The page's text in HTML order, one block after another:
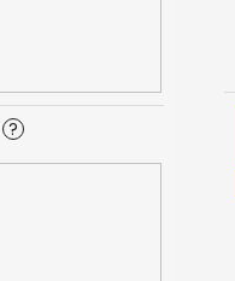
?